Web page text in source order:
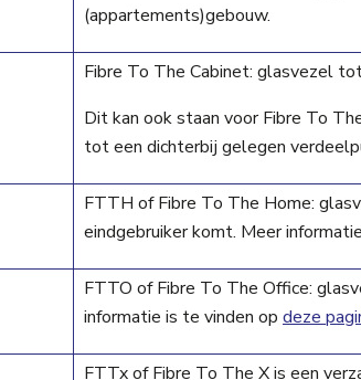
(appartements)gebouw.
Fibre To The Cabinet: glasvezel
Dit kan ook staan voor Fibre To
tot een dichterbij gelegen
FTTH of Fibre To The Home:
eindgebruiker komt. Meer
FTTO of Fibre To The Office:
informatie is te vinden op deze
FTTx of Fibre To The X is een